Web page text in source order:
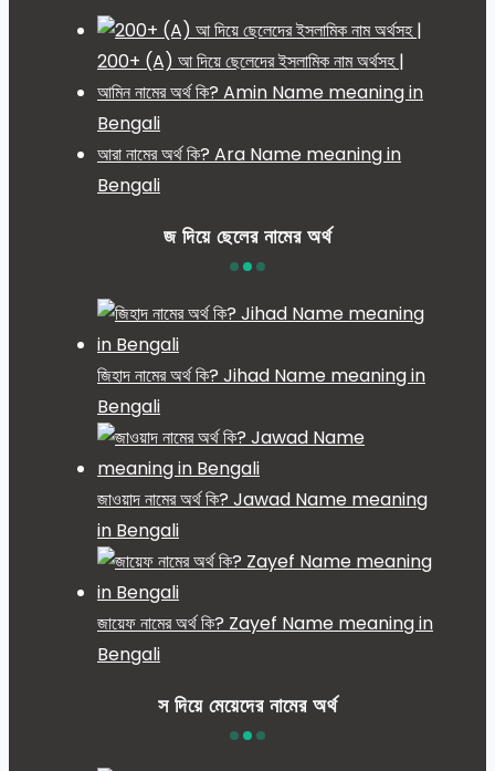
200+ (A) আ দিয়ে ছেলেদের ইসলামিক নাম অর্থসহ |
আমিন নামের অর্থ কি? Amin Name meaning in
Bengali
আরা নামের অর্থ কি? Ara Name meaning in
Bengali
জ দিয়ে ছেলের নামের অর্থ
জিহাদ নামের অর্থ কি? Jihad Name meaning in
Bengali
জাওয়াদ নামের অর্থ কি? Jawad Name meaning
in Bengali
জায়েফ নামের অর্থ কি? Zayef Name meaning in
Bengali
স দিয়ে মেয়েদের নামের অর্থ